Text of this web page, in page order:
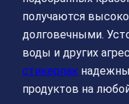
получаются
долговечными.
воды и других
стикерпак
продуктов на